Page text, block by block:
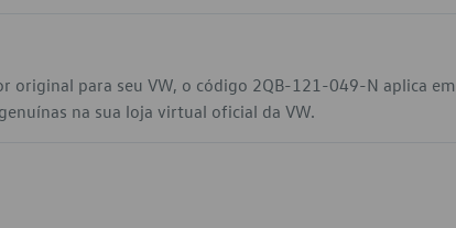
original para seu VW, o código 2QB-121-049-N aplica em
na sua loja virtual oficial da VW.